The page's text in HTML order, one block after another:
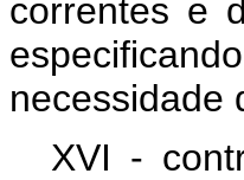
correntes e
necessidade
XVI -